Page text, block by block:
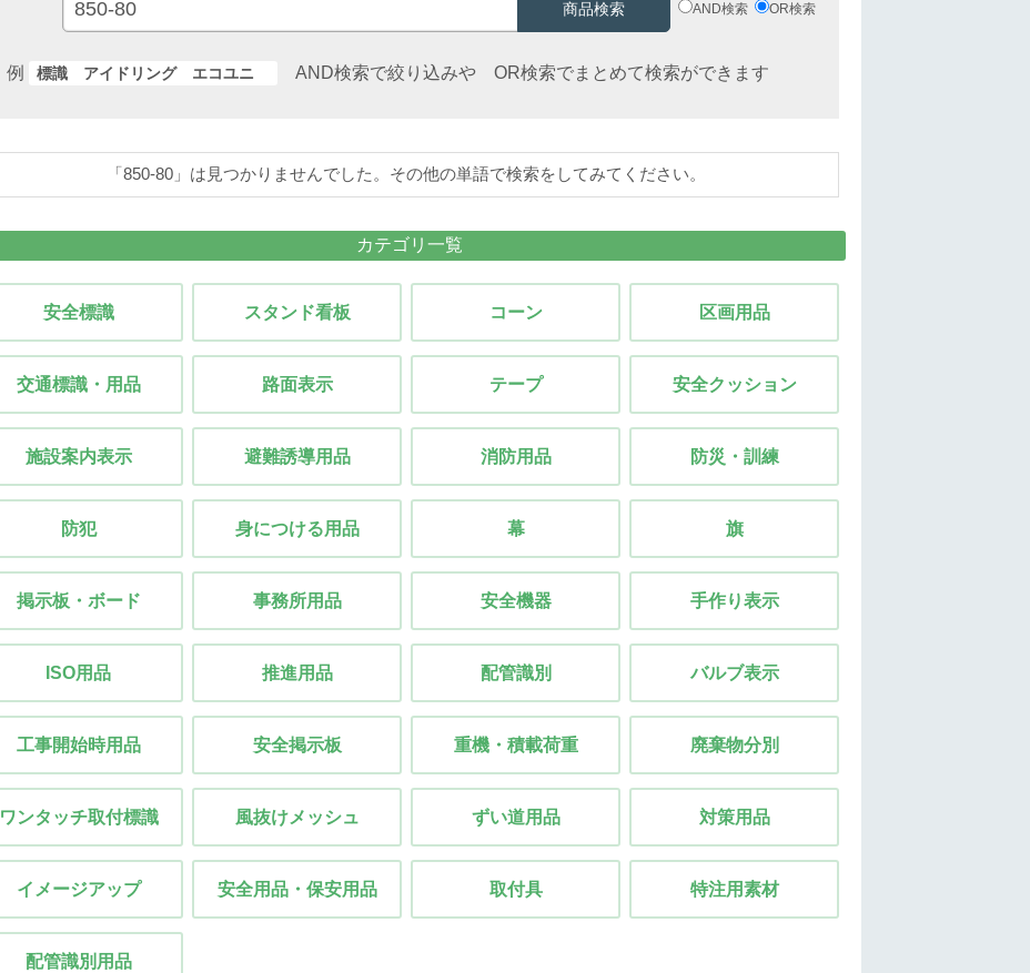
AND検索 OR検索
例 標識 アイドリング エコユニ AND検索で絞り込みや OR検索でまとめて検索ができます
「850-80」は見つかりませんでした。その他の単語で検索をしてみてください。
カテゴリ一覧
安全標識 スタンド看板 コーン 区画用品
交通標識・用品 路面表示 テープ 安全クッション
施設案内表示 避難誘導用品 消防用品 防災・訓練
防犯 身につける用品 幕 旗
掲示板・ボード 事務所用品 安全機器 手作り表示
ISO用品 推進用品 配管識別 バルブ表示
工事開始時用品 安全掲示板 重機・積載荷重 廃棄物分別
ワンタッチ取付標識 風抜けメッシュ ずい道用品 対策用品
イメージアップ 安全用品・保安用品 取付具 特注用素材
配管識別用品